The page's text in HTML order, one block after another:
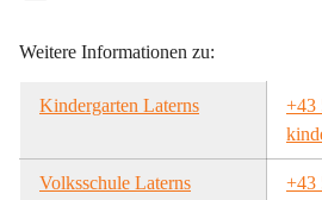
Weitere Informationen zu:
Kindergarten Laterns
+43
Volksschule Laterns
+43